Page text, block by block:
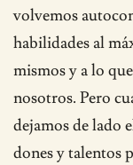
volvemos
habilidades al
mismos y a lo
nosotros. Pero
dejamos de lado
dones y talentos